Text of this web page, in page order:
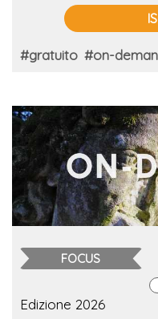
#gratuito #on-
FOCUS
Edizione 2026